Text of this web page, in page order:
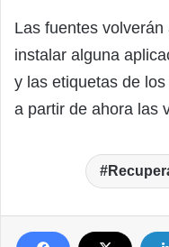
Las fuentes
instalar alguna
y las etiquetas de
a partir de ahora las